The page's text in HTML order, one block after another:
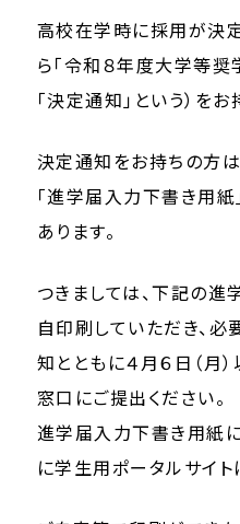
高校在学時に採用が決
ら「令和８年度大学等奨
「決定通知」という）を
決定通知をお持ちの方
「進学届入力下書き用
あります。
つきましては、下記の
自印刷していただき、
知とともに４月６日（月
窓口にご提出ください。
進学届入力下書き用紙に
に学生用ポータルサイト